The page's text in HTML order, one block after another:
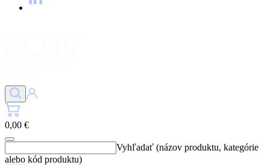
0,00 €
Vyhľadať (názov produktu, kategórie
alebo kód produktu)